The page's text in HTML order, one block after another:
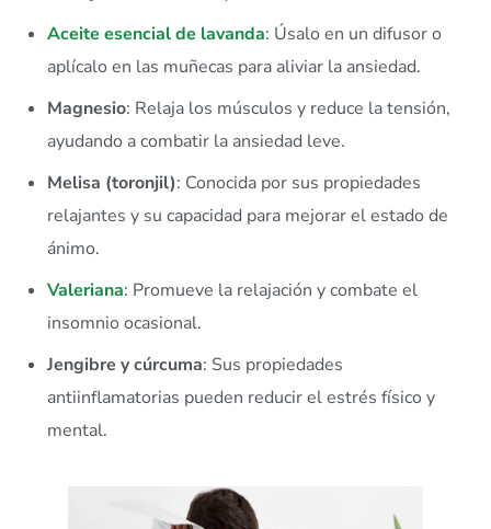
Aceite esencial de lavanda: Úsalo en un difusor o
aplícalo en las muñecas para aliviar la ansiedad.
Magnesio: Relaja los músculos y reduce la tensión,
ayudando a combatir la ansiedad leve.
Melisa (toronjil): Conocida por sus propiedades
relajantes y su capacidad para mejorar el estado de
ánimo.
Valeriana: Promueve la relajación y combate el
insomnio ocasional.
Jengibre y cúrcuma: Sus propiedades
antiinflamatorias pueden reducir el estrés físico y
mental.